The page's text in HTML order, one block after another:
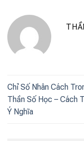
Chỉ Số Nhân Cách
Thần Số Học – Cách
Ý Nghĩa